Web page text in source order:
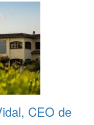
CEO de